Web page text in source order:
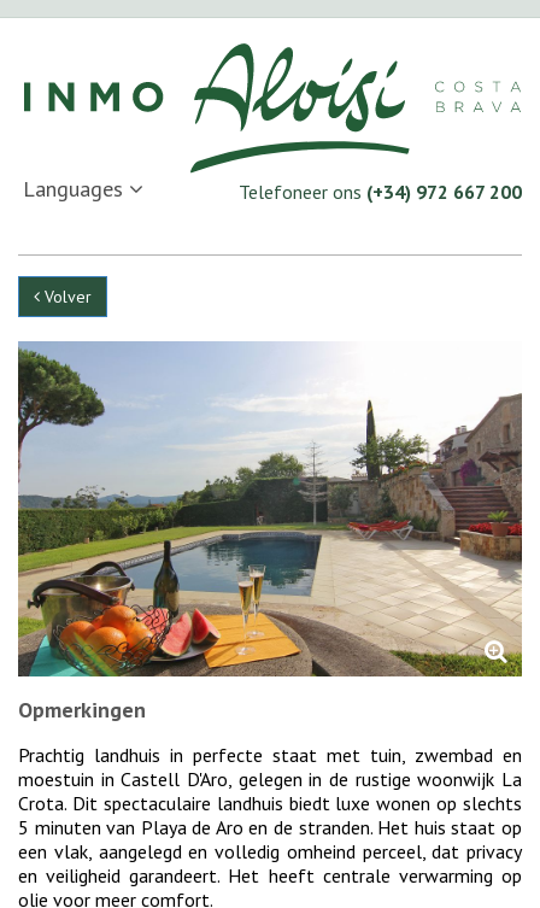
Languages Telefoneer ons (+34) 972 667 200
Volver
Opmerkingen
Prachtig landhuis in perfecte staat met tuin, zwembad en
moestuin in Castell D'Aro, gelegen in de rustige woonwijk La
Crota. Dit spectaculaire landhuis biedt luxe wonen op slechts
5 minuten van Playa de Aro en de stranden. Het huis staat op
een vlak, aangelegd en volledig omheind perceel, dat privacy
en veiligheid garandeert. Het heeft centrale verwarming op
olie voor meer comfort.